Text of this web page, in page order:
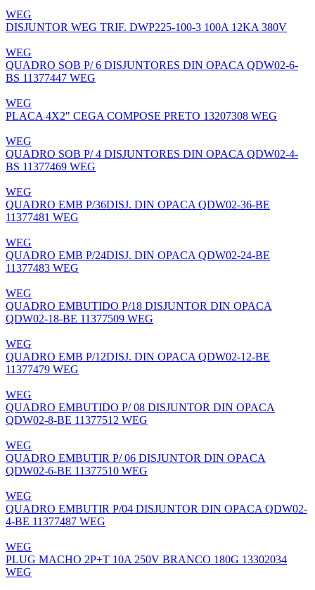
WEG
DISJUNTOR WEG TRIF. DWP225-100-3 100A 12KA 380V
WEG
QUADRO SOB P/ 6 DISJUNTORES DIN OPACA QDW02-6-
BS 11377447 WEG
WEG
PLACA 4X2" CEGA COMPOSE PRETO 13207308 WEG
WEG
QUADRO SOB P/ 4 DISJUNTORES DIN OPACA QDW02-4-
BS 11377469 WEG
WEG
QUADRO EMB P/36DISJ. DIN OPACA QDW02-36-BE
11377481 WEG
WEG
QUADRO EMB P/24DISJ. DIN OPACA QDW02-24-BE
11377483 WEG
WEG
QUADRO EMBUTIDO P/18 DISJUNTOR DIN OPACA
QDW02-18-BE 11377509 WEG
WEG
QUADRO EMB P/12DISJ. DIN OPACA QDW02-12-BE
11377479 WEG
WEG
QUADRO EMBUTIDO P/ 08 DISJUNTOR DIN OPACA
QDW02-8-BE 11377512 WEG
WEG
QUADRO EMBUTIR P/ 06 DISJUNTOR DIN OPACA
QDW02-6-BE 11377510 WEG
WEG
QUADRO EMBUTIR P/04 DISJUNTOR DIN OPACA QDW02-
4-BE 11377487 WEG
WEG
PLUG MACHO 2P+T 10A 250V BRANCO 180G 13302034
WEG